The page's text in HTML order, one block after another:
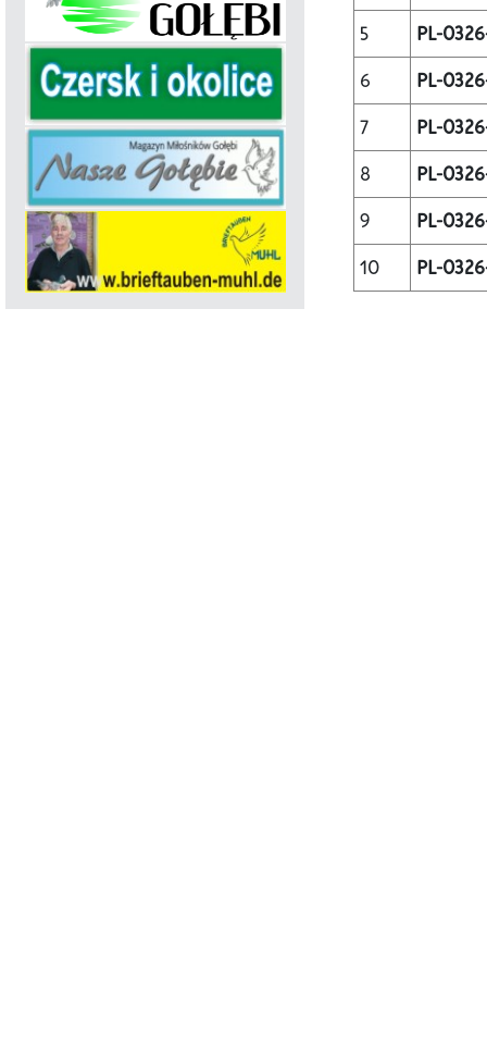
5
PL-
6
PL-
7
PL-
8
PL-
9
PL-
10
PL-